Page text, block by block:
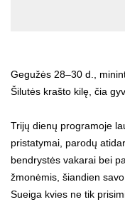
Gegužės 28–30 d.,
Šilutės krašto kilę, čia
Trijų dienų programoje
pristatymai, parodų
bendrystės vakarai bei
žmonėmis, šiandien
Sueiga kvies ne tik